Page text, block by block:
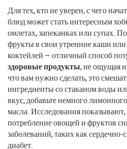
Для тех, кто не уверен, с чего
блюд может стать интересным
омлетах, запеканках или супах.
фрукты в свои утренние каши
коктейлей — отличный способ
здоровые продукты, не ощущая
что вам нужно сделать, это
ингредиенты со стаканом воды
вкус, добавьте немного
масла. Исследования показывают,
потребление овощей и фруктов
заболеваний, таких как сердечно-
диабет.